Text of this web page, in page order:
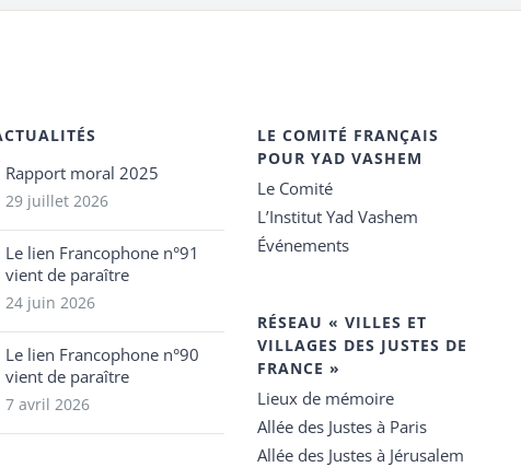
Rapport moral 2025
29 juillet 2026
Le lien Francophone n°91
vient de paraître
24 juin 2026
Le lien Francophone n°90
vient de paraître
7 avril 2026
LE COMITÉ FRANÇAIS
POUR YAD VASHEM
Le Comité
L’Institut Yad Vashem
Événements
RÉSEAU « VILLES ET
VILLAGES DES JUSTES DE
FRANCE »
Lieux de mémoire
Allée des Justes à Paris
Allée des Justes à Jérusalem